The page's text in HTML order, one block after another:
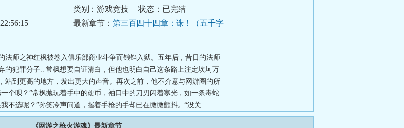
类别：游戏竞技
状态：已完结
最新章节： 第三百四十四章：诛！（五千字
大章）
法师之神红枫被卷入俱乐部商业斗争而锒铛入狱。五年后，昔日的法师
的犯罪分子...常枫想要自证清白，但他也明白自己这条路上注定坎坷万
站到更高的地方，发出更大的声音。再次之前，他不介意与网游圈的所
个呗？”常枫抛玩着手中的硬币，袖口中的刀刃闪着寒光，如一条毒蛇
不选呢？”孙笑冷声问道，握着手枪的手却已在微微颤抖。“没关
消失在孙笑的面前，“都是死。”硬币随着常枫的声音一起落地，孙笑的
《网游之枪火游魂》最新章节